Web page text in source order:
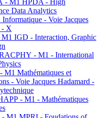
- M1 HPDA - High
Data Analytics
- Voie Jacques
- X
IGD - Interaction, Graphic
- M1 - International
M1 Mathématiques et
- Voie Jacques Hadamard -
- M1 - Mathématiques